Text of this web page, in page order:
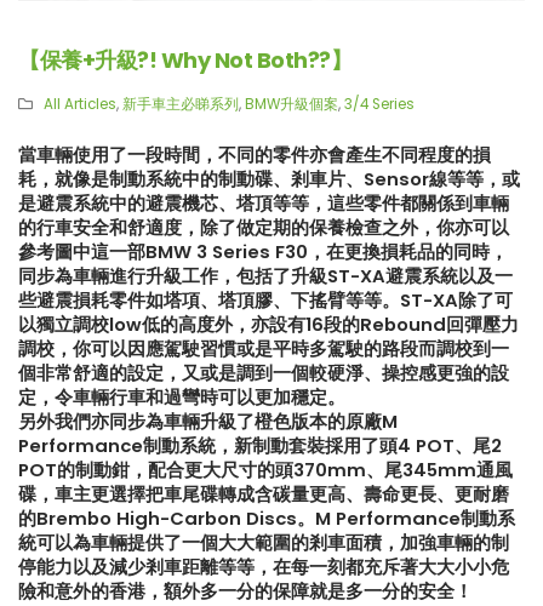
【保養+升級?! Why Not Both??】
All Articles,新手車主必睇系列,BMW升級個案,3/4 Series
當車輛使用了一段時間，不同的零件亦會產生不同程度的損
耗，就像是制動系統中的制動碟、剎車片、Sensor線等等，或
是避震系統中的避震機芯、塔頂等等，這些零件都關係到車輛
的行車安全和舒適度，除了做定期的保養檢查之外，你亦可以
參考圖中這一部BMW 3 Series F30，在更換損耗品的同時，
同步為車輛進行升級工作，包括了升級ST-XA避震系統以及一
些避震損耗零件如塔項、塔頂膠、下搖臂等等。ST-XA除了可
以獨立調校low低的高度外，亦設有16段的Rebound回彈壓力
調校，你可以因應駕駛習慣或是平時多駕駛的路段而調校到一
個非常舒適的設定，又或是調到一個較硬淨、操控感更強的設
定，令車輛行車和過彎時可以更加穩定。
另外我們亦同步為車輛升級了橙色版本的原廠M
Performance制動系統，新制動套裝採用了頭4 POT、尾2
POT的制動鉗，配合更大尺寸的頭370mm、尾345mm通風
碟，車主更選擇把車尾碟轉成含碳量更高、壽命更長、更耐磨
的Brembo High-Carbon Discs。M Performance制動系
統可以為車輛提供了一個大大範圍的剎車面積，加強車輛的制
停能力以及減少剎車距離等等，在每一刻都充斥著大大小小危
險和意外的香港，額外多一分的保障就是多一分的安全！
【再向經典致敬!! Suzuki Jimny
XL化身迷你G-Class】
【打造一部更簡潔有力的Honda
Type-R FL5?!】
【真正碳為觀止!! McLaren
720S升級攻略】
【不能錯過的最新升級改
Instagram Reels】